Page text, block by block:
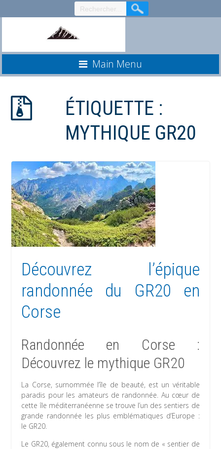
au
Main Menu
ÉTIQUETTE :
MYTHIQUE GR20
Découvrez l’épique
randonnée du GR20 en
Corse
Randonnée en Corse :
Découvrez le mythique GR20
La Corse, surnommée l’île de beauté, est un véritable
paradis pour les amateurs de randonnée. Au cœur de
cette île méditerranéenne se trouve l’un des sentiers de
grande randonnée les plus emblématiques d’Europe :
le GR20.
Le GR20, également connu sous le nom de « sentier de